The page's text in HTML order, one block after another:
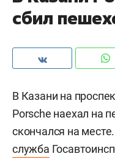
сбил
В Казани на
Porsche наехал на
скончался на
служба